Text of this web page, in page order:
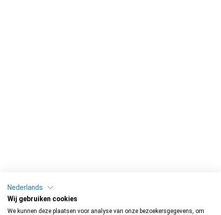
Nederlands
Wij gebruiken cookies
We kunnen deze plaatsen voor analyse van onze bezoekersgegevens, om